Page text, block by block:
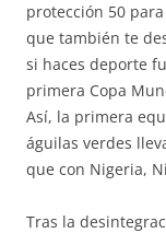
protección 50
que también te
si haces deporte
primera Copa
Así, la primera
águilas verdes
que con Nigeria,
Tras la